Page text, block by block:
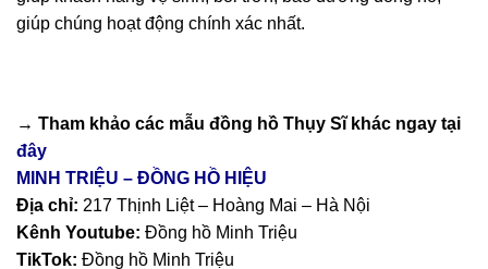
giúp chúng hoạt động chính xác nhất.
→ Tham khảo các mẫu đồng hồ Thụy Sĩkhác ngay tại
đây
MINH TRIỆU – ĐỒNG HỒ HIỆU
Địa chỉ: 217 Thịnh Liệt – Hoàng Mai – Hà Nội
Kênh Youtube: Đồng hồ Minh Triệu
TikTok: Đồng hồ Minh Triệu